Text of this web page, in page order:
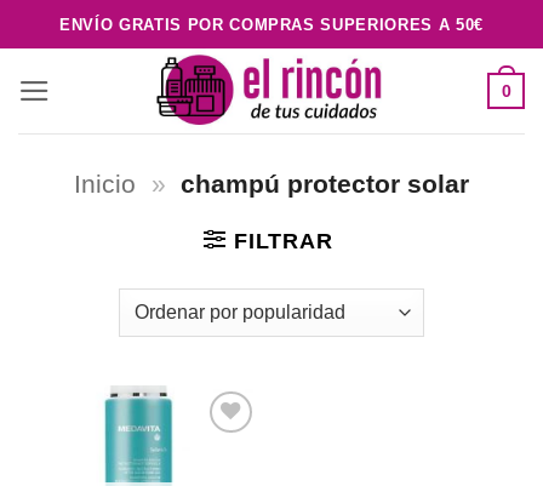
al
contenido
ENVÍO GRATIS POR COMPRAS SUPERIORES A 50€
0
Inicio » champú protector solar
FILTRAR